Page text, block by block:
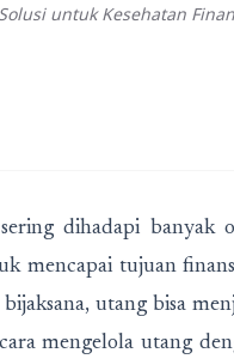
untuk Kesehatan
dihadapi banyak
mencapai tujuan
utang bisa
mengelola utang